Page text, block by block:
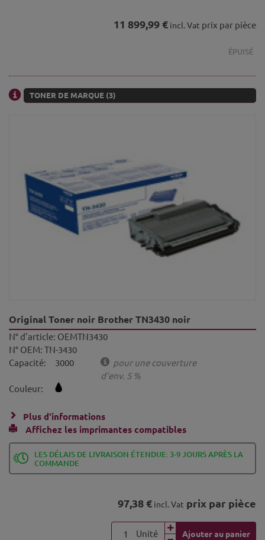
11 899,99 € incl. Vat prix par pièce
ÉPUISÉ
TONER DE MARQUE (3)
Original Toner noir Brother TN3430 noir
N° d'article: OEMTN3430
N° OEM: TN-3430
Capacité:
3000
pour une couverture
d'env. 5 %
Couleur:
Plus d'informations
Affichez les imprimantes compatibles
LES DÉLAIS DE LIVRAISON ÉTENDUE: 3-9 JOURS APRÈS LA
COMMANDE
97,38 € incl. Vat prix par pièce
Unité Ajouter au panier